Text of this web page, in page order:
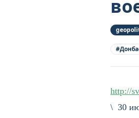
#
http://
\ 30